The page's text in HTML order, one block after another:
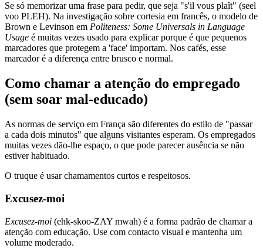
Se só memorizar uma frase para pedir, que seja "s'il vous plaît" (seel
voo PLEH). Na investigação sobre cortesia em francês, o modelo de
Brown e Levinson em Politeness: Some Universals in Language
Usage é muitas vezes usado para explicar porque é que pequenos
marcadores que protegem a 'face' importam. Nos cafés, esse
marcador é a diferença entre brusco e normal.
Como chamar a atenção do empregado
(sem soar mal-educado)
As normas de serviço em França são diferentes do estilo de "passar
a cada dois minutos" que alguns visitantes esperam. Os empregados
muitas vezes dão-lhe espaço, o que pode parecer ausência se não
estiver habituado.
O truque é usar chamamentos curtos e respeitosos.
Excusez-moi
Excusez-moi (ehk-skoo-ZAY mwah) é a forma padrão de chamar a
atenção com educação. Use com contacto visual e mantenha um
volume moderado.